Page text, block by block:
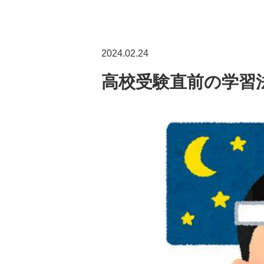
2024.02.24
高校受験直前の学習